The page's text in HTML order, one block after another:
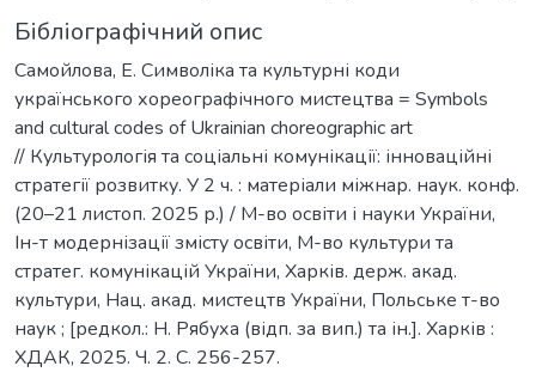
Бібліографічний опис
Самойлова, Е. Символіка та культурні коди
українського хореографічного мистецтва = Symbols
and cultural codes of Ukrainian choreographic art
// Культурологія та соціальні комунікації: інноваційні
стратегії розвитку. У 2 ч. : матеріали міжнар. наук. конф.
(20–21 листоп. 2025 р.) / М-во освіти і науки України,
Ін-т модернізації змісту освіти, М-во культури та
стратег. комунікацій України, Харків. держ. акад.
культури, Нац. акад. мистецтв України, Польське т-во
наук ; [редкол.: Н. Рябуха (відп. за вип.) та ін.]. Харків :
ХДАК, 2025. Ч. 2. С. 256-257.